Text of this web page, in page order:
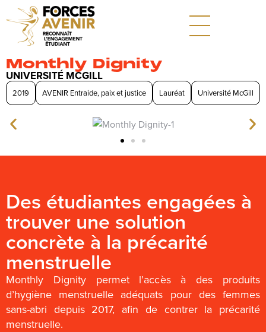
Monthly Dignity
UNIVERSITÉ MCGILL
2019 AVENIR Entraide, paix et justice Lauréat Université McGill
Des étudiantes engagées à
trouver une solution
concrète à la précarité
menstruelle
Monthly Dignity permet l’accès à des produits
d’hygiène menstruelle adéquats pour des femmes
sans-abri depuis 2017, afin de contrer la précarité
menstruelle.